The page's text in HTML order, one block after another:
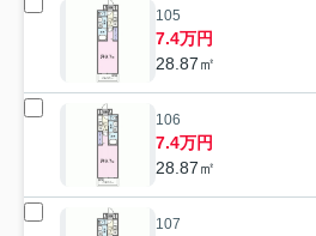
105
7.4万円
28.87㎡
106
7.4万円
28.87㎡
107